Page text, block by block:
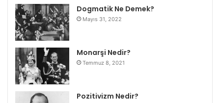
Dogmatik Ne Demek?
Mayıs 31, 2022
Monarşi Nedir?
Temmuz 8, 2021
Pozitivizm Nedir?